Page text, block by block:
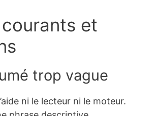
et
trop vague
ni le lecteur ni le moteur.